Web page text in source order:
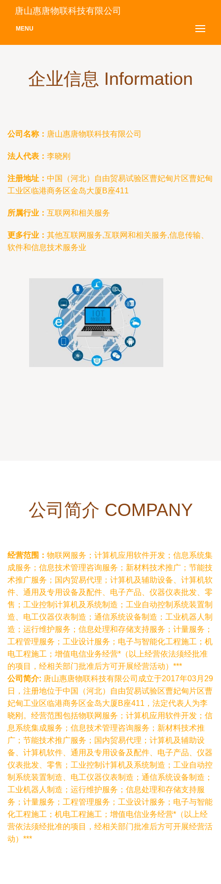
唐山惠唐物联科技有限公司
MENU
企业信息 Information
公司名称： 唐山惠唐物联科技有限公司
法人代表： 李晓刚
注册地址： 中国（河北）自由贸易试验区曹妃甸片区曹妃甸
工业区临港商务区金岛大厦B座411
所属行业： 互联网和相关服务
更多行业： 其他互联网服务,互联网和相关服务,信息传输、
软件和信息技术服务业
公司简介 COMPANY
经营范围： 物联网服务；计算机应用软件开发；信息系统集
成服务；信息技术管理咨询服务；新材料技术推广；节能技
术推广服务；国内贸易代理；计算机及辅助设备、计算机软
件、通用及专用设备及配件、电子产品、仪器仪表批发、零
售；工业控制计算机及系统制造；工业自动控制系统装置制
造、电工仪器仪表制造；通信系统设备制造；工业机器人制
造；运行维护服务；信息处理和存储支持服务；计量服务；
工程管理服务；工业设计服务；电子与智能化工程施工；机
电工程施工；增值电信业务经营*（以上经营依法须经批准
的项目，经相关部门批准后方可开展经营活动）***
公司简介: 唐山惠唐物联科技有限公司成立于2017年03月29
日，注册地位于中国（河北）自由贸易试验区曹妃甸片区曹
妃甸工业区临港商务区金岛大厦B座411，法定代表人为李
晓刚。经营范围包括物联网服务；计算机应用软件开发；信
息系统集成服务；信息技术管理咨询服务；新材料技术推
广；节能技术推广服务；国内贸易代理；计算机及辅助设
备、计算机软件、通用及专用设备及配件、电子产品、仪器
仪表批发、零售；工业控制计算机及系统制造；工业自动控
制系统装置制造、电工仪器仪表制造；通信系统设备制造；
工业机器人制造；运行维护服务；信息处理和存储支持服
务；计量服务；工程管理服务；工业设计服务；电子与智能
化工程施工；机电工程施工；增值电信业务经营*（以上经
营依法须经批准的项目，经相关部门批准后方可开展经营活
动）***